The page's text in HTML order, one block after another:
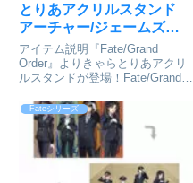
とりあアクリルスタンド
アーチャー/ジェームズ・
モリアーティが予約受付開
始
アイテム説明『Fate/Grand
Order』よりきゃらとりあアクリ
ルスタンドが登場！Fate/Grand
ンド アーチャー/ジェームズ・モ
リアーティ©TYPE-MOON / FGO
PROJECTco...
Fateシリーズ